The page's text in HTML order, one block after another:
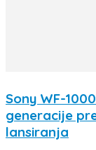
Sony WF-
generacije
lansiranja